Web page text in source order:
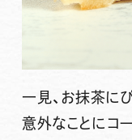
一見、お抹茶に
意外なことにコ